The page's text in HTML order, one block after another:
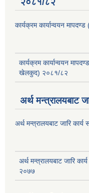
कार्यक्रम कार्यान्वयन
कार्यक्रम कार्यान्वयन
खेलकुद) २०८१/८२
अर्थ मन्त्रालयबाट
अर्थ मन्त्रालयबाट जारि
अर्थ मन्त्रालयबाट जारि
२०७७